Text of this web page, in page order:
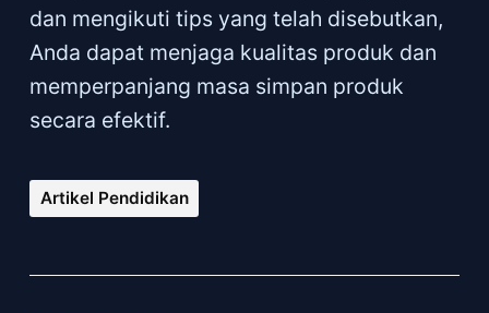
dan mengikuti tips yang telah disebutkan,
Anda dapat menjaga kualitas produk dan
memperpanjang masa simpan produk
secara efektif.
Artikel Pendidikan